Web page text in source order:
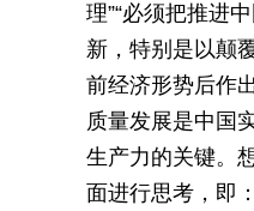
理”“必须把推进
新，特别是以颠
前经济形势后作
质量发展是中国
生产力的关键。
面进行思考，即